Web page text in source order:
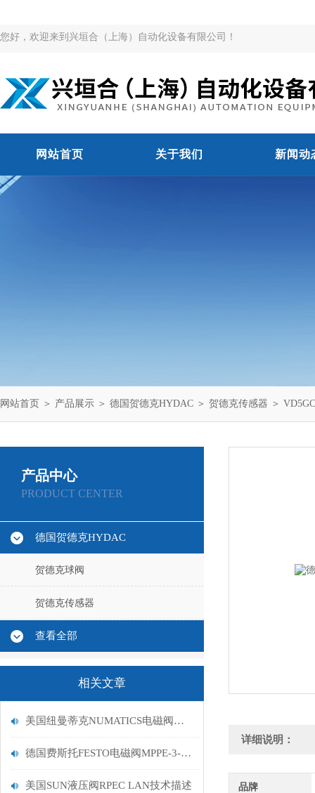
您好，欢迎来到兴垣合（上海）自动化设备有限公司！
网站首页 关于我们 新闻动
网站首页 ＞ 产品展示 ＞ 德国贺德克HYDAC ＞ 贺德克传感器 ＞
产品中心
PRODUCT CENTER
德国贺德克HYDAC
贺德克球阀
贺德克传感器
查看全部
相关文章
美国纽曼蒂克NUMATICS电磁阀的优点有哪些？
德国费斯托FESTO电磁阀MPPE-3-1/4-10-010-B描述
美国SUN液压阀RPEC LAN技术描述
详细说明：
品牌